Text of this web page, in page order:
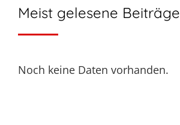
Meist gelesene Beiträge
Noch keine Daten vorhanden.